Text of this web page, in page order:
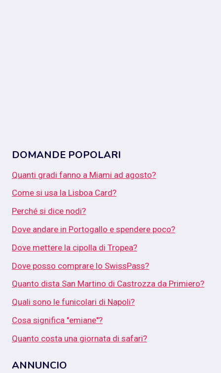
DOMANDE POPOLARI
Quanti gradi fanno a Miami ad agosto?
Come si usa la Lisboa Card?
Perché si dice nodi?
Dove andare in Portogallo e spendere poco?
Dove mettere la cipolla di Tropea?
Dove posso comprare lo SwissPass?
Quanto dista San Martino di Castrozza da Primiero?
Quali sono le funicolari di Napoli?
Cosa significa "emiane"?
Quanto costa una giornata di safari?
ANNUNCIO